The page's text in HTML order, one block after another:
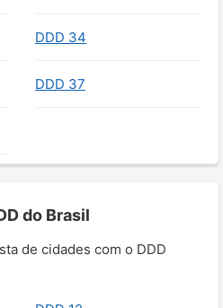
DDD 34
DDD 37
do Brasil
de cidades com o DDD